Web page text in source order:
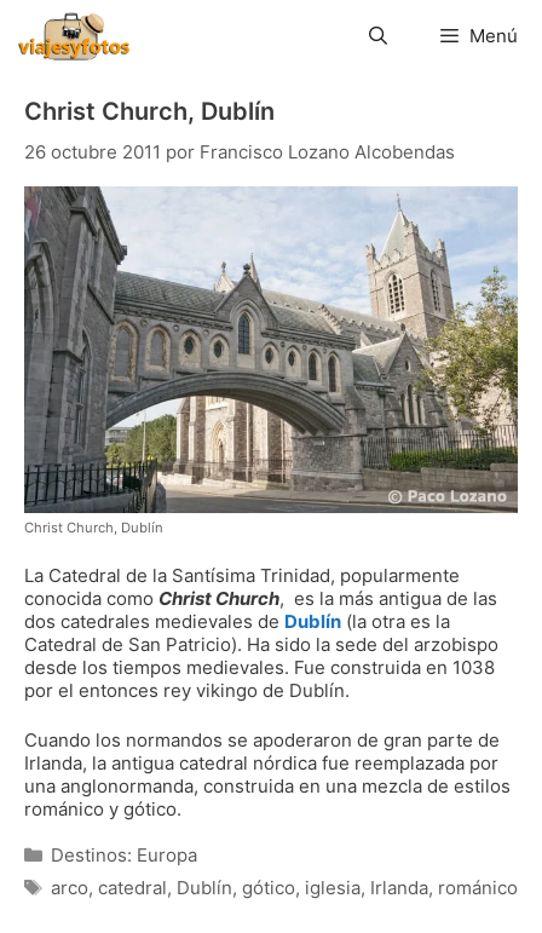
contenido
Menú
Christ Church, Dublín
26 octubre 2011 por Francisco Lozano Alcobendas
Christ Church, Dublín
La Catedral de la Santísima Trinidad, popularmente
conocida como Christ Church, es la más antigua de las
dos catedrales medievales de Dublín (la otra es la
Catedral de San Patricio). Ha sido la sede del arzobispo
desde los tiempos medievales. Fue construida en 1038
por el entonces rey vikingo de Dublín.
Cuando los normandos se apoderaron de gran parte de
Irlanda, la antigua catedral nórdica fue reemplazada por
una anglonormanda, construida en una mezcla de estilos
románico y gótico.
Categorías
Destinos: Europa
Etiquetas
arco, catedral, Dublín, gótico, iglesia, Irlanda, románico